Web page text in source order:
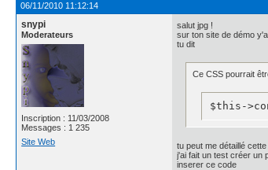
	background-color:#891100;
float:left;
border-
-moz-
-
top:-20px;
}
06/11/2010 11:12:14
snypi
Moderateurs
Inscription : 11/03/2008
Messages : 1 235
Site Web
salut jpg !
sur ton site de démo
tu dit
Ce CSS pourrait
$this-
tu peut me détaillé
j'ai fait un test créer un
inserer ce code